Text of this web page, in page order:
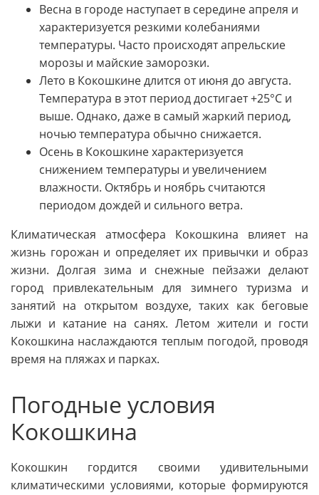
Весна в городе наступает в середине апреля и
характеризуется резкими колебаниями
температуры. Часто происходят апрельские
морозы и майские заморозки.
Лето в Кокошкине длится от июня до августа.
Температура в этот период достигает +25°C и
выше. Однако, даже в самый жаркий период,
ночью температура обычно снижается.
Осень в Кокошкине характеризуется
снижением температуры и увеличением
влажности. Октябрь и ноябрь считаются
периодом дождей и сильного ветра.
Климатическая атмосфера Кокошкина влияет на
жизнь горожан и определяет их привычки и образ
жизни. Долгая зима и снежные пейзажи делают
город привлекательным для зимнего туризма и
занятий на открытом воздухе, таких как беговые
лыжи и катание на санях. Летом жители и гости
Кокошкина наслаждаются теплым погодой, проводя
время на пляжах и парках.
Погодные условия
Кокошкина
Кокошкин гордится своими удивительными
климатическими условиями, которые формируются